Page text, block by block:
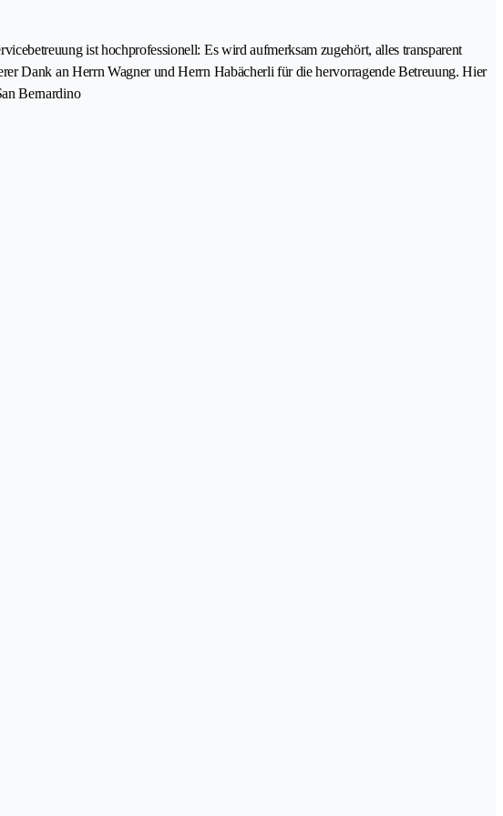
ist hochprofessionell: Es wird aufmerksam zugehört, alles transparent
Dank an Herrn Wagner und Herrn Habächerli für die hervorragende Betreuung. Hier
Bernardino